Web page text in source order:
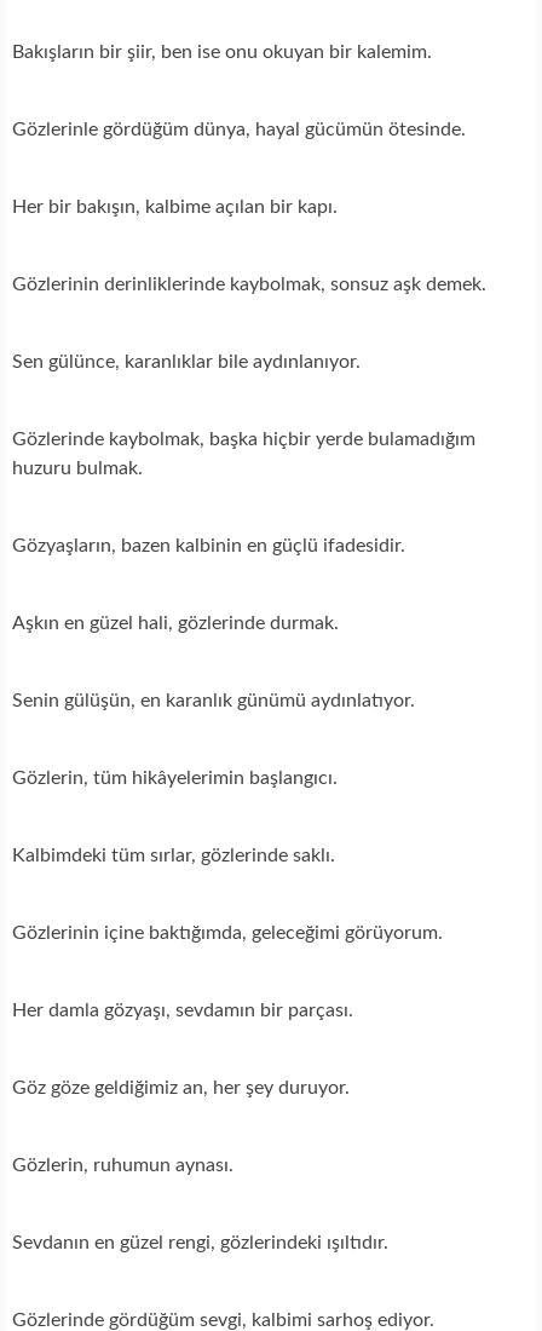
Bakışların bir şiir, ben ise onu okuyan bir kalemim.
Gözlerinle gördüğüm dünya, hayal gücümün ötesinde.
Her bir bakışın, kalbime açılan bir kapı.
Gözlerinin derinliklerinde kaybolmak, sonsuz aşk demek.
Sen gülünce, karanlıklar bile aydınlanıyor.
Gözlerinde kaybolmak, başka hiçbir yerde bulamadığım
huzuru bulmak.
Gözyaşların, bazen kalbinin en güçlü ifadesidir.
Aşkın en güzel hali, gözlerinde durmak.
Senin gülüşün, en karanlık günümü aydınlatıyor.
Gözlerin, tüm hikâyelerimin başlangıcı.
Kalbimdeki tüm sırlar, gözlerinde saklı.
Gözlerinin içine baktığımda, geleceğimi görüyorum.
Her damla gözyaşı, sevdamın bir parçası.
Göz göze geldiğimiz an, her şey duruyor.
Gözlerin, ruhumun aynası.
Sevdanın en güzel rengi, gözlerindeki ışıltıdır.
Gözlerinde gördüğüm sevgi, kalbimi sarhoş ediyor.